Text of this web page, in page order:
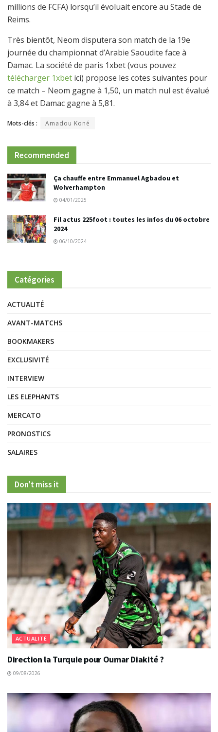
millions de FCFA) lorsqu’il évoluait encore au Stade de
Reims.
Très bientôt, Neom disputera son match de la 19e
journée du championnat d’Arabie Saoudite face à
Damac. La société de paris 1xbet (vous pouvez
télécharger 1xbet ici) propose les cotes suivantes pour
ce match – Neom gagne à 1,50, un match nul est évalué
à 3,84 et Damac gagne à 5,81.
Mots-clés : Amadou Koné
Recommended
Ça chauffe entre Emmanuel Agbadou et
Wolverhampton
04/01/2025
Fil actus 225foot : toutes les infos du 06 octobre
2024
06/10/2024
Catégories
ACTUALITÉ
AVANT-MATCHS
BOOKMAKERS
EXCLUSIVITÉ
INTERVIEW
LES ELEPHANTS
MERCATO
PRONOSTICS
SALAIRES
Don't miss it
ACTUALITÉ
Direction la Turquie pour Oumar Diakité ?
09/08/2026